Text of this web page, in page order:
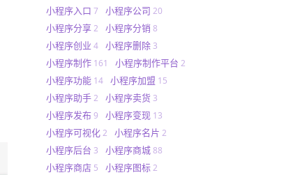
小程序入口 7 小程序公司 20
小程序分享 2 小程序分销 8
小程序创业 4 小程序删除 3
小程序制作 161 小程序制作平台 2
小程序功能 14 小程序加盟 15
小程序助手 2 小程序卖货 3
小程序发布 9 小程序变现 13
小程序可视化 2 小程序名片 2
小程序后台 3 小程序商城 88
小程序商店 5 小程序图标 2